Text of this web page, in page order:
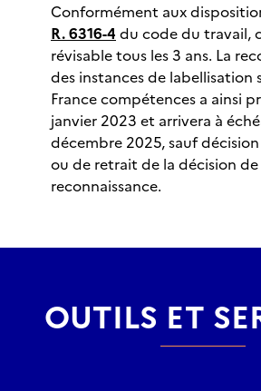
Conformément aux
R. 6316-4 du code du travail,
révisable tous les 3 ans. La
des instances de labellisation
France compétences a ainsi
janvier 2023 et arrivera à
décembre 2025, sauf
ou de retrait de la décision de
reconnaissance.
OUTILS ET